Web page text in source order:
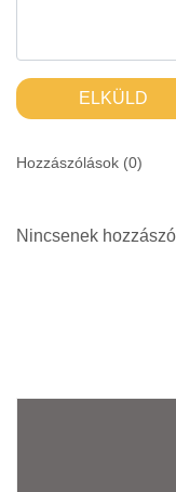
ELKÜLD
Hozzászólások (0)
Nincsenek